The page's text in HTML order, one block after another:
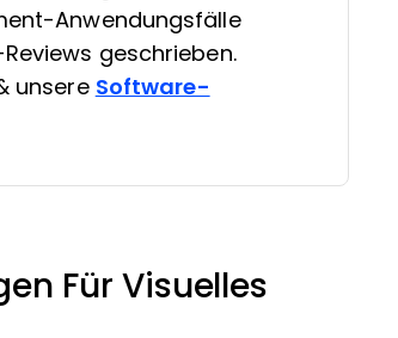
Anwendungsfälle
geschrieben.
unsere Software-
Für Visuelles